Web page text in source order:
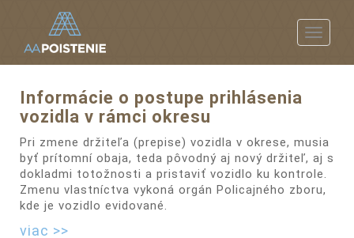
Toggle
Informácie o postupe prihlásenia
vozidla v rámci okresu
Pri zmene držiteľa (prepise) vozidla v okrese, musia
byť prítomní obaja, teda pôvodný aj nový držiteľ, aj s
dokladmi totožnosti a pristaviť vozidlo ku kontrole.
Zmenu vlastníctva vykoná orgán Policajného zboru,
kde je vozidlo evidované.
viac >>